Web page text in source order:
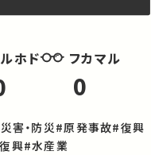
ホド フカマル
0
害・防災#原発事故#復興
興#水産業